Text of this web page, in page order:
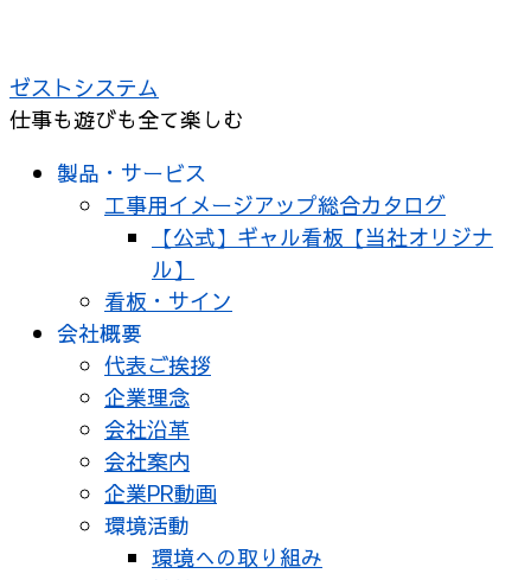
ゼストシステム
仕事も遊びも全て楽しむ
製品・サービス
工事用イメージアップ総合カタログ
【公式】ギャル看板【当社オリジナ
ル】
看板・サイン
会社概要
代表ご挨拶
企業理念
会社沿革
会社案内
企業PR動画
環境活動
環境への取り組み